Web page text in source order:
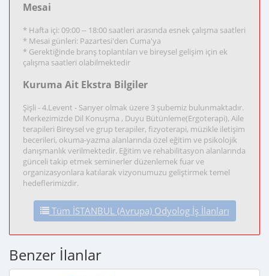
Mesai
* Hafta içi: 09:00 -- 18:00 saatleri arasında esnek çalışma saatleri
* Mesai günleri: Pazartesi'den Cuma'ya
* Gerektiğinde branş toplantıları ve bireysel gelişim için ek
çalışma saatleri olabilmektedir
Kuruma Ait Ekstra Bilgiler
Şişli - 4.Levent - Sarıyer olmak üzere 3 şubemiz bulunmaktadır.
Merkezimizde Dil Konuşma , Duyu Bütünleme(Ergoterapi), Aile
terapileri Bireysel ve grup terapiler, fizyoterapi, müzikle iletişim
becerileri, okuma-yazma alanlarında özel eğitim ve psikolojik
danışmanlık verilmektedir. Eğitim ve rehabilitasyon alanlarında
günceli takip etmek seminerler düzenlemek fuar ve
organizasyonlara katılarak vizyonumuzu geliştirmek temel
hedeflerimizdir.
Tüm İSTANBUL (Avrupa) Odyolog İş İlanları
Benzer İlanlar